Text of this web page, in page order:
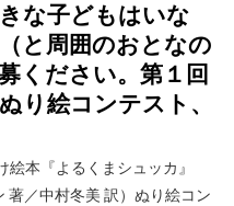
な子どもはいな
と周囲のおとなの
ください。第１回
り絵コンテスト、
本『よるくまシュッカ』
著／中村冬美 訳）ぬり絵コン